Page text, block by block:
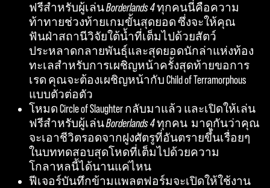
ฟรีสำหรับผู้เล่นBorderlands 4ทุกคนนี่คือความ
ท้าทายช่วงท้ายเกมขั้นสุดยอด ซึ่งจะให้คุณ
ฟันฝ่าสถานีวิจัยใต้น้ำที่เต็มไปด้วยสัตว์
ประหลาดกลายพันธุ์และสุดยอดนักล่าแห่งท้อง
ทะเลสำหรับการเผชิญหน้าครั้งสุดท้ายขอการ
เรด คุณจะต้องเผชิญหน้ากับ Child of Terramorphous
แบบตัวต่อตัว
โหมด Circle of Slaughter กลับมาแล้ว และเปิดให้เล่น
ฟรีสำหรับผู้เล่นBorderlands 4ทุกคน มาดูกันว่าคุณ
จะเอาชีวิตรอดจากฝูงศัตรูที่อันตรายขึ้นเรื่อยๆ
ในบททดสอบสุดโหดที่เต็มไปด้วยความ
โกลาหลนี้ได้นานแค่ไหน
ฟีเจอร์บันทึกข้ามแพลตฟอร์มจะเปิดให้ใช้งาน